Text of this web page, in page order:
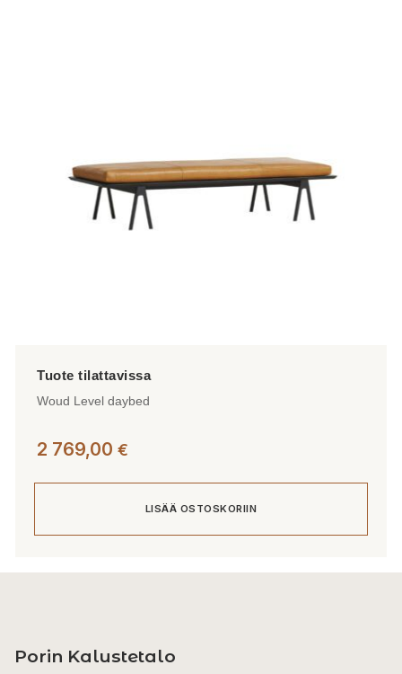
Woud Level daybed
2 769,00 €
LISÄÄ OSTOSKORIIN
Porin Kalustetalo